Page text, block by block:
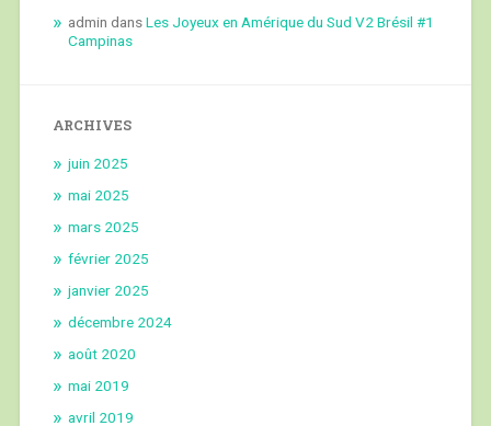
admin dansLes Joyeux en Amérique du Sud V2 Brésil #1
Campinas
ARCHIVES
juin 2025
mai 2025
mars 2025
février 2025
janvier 2025
décembre 2024
août 2020
mai 2019
avril 2019